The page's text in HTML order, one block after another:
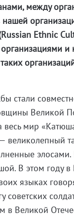
между
нашей
Ethnic
стали
Великой
весь мир
великолепный
В этом году
языках
Великой